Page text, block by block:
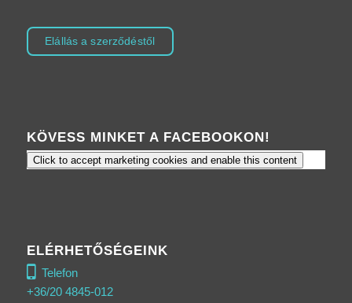
Elállás a szerződéstől
KÖVESS MINKET A FACEBOOKON!
Click to accept marketing cookies and enable this content
ELÉRHETŐSÉGEINK
Telefon
+36/20 4845-012